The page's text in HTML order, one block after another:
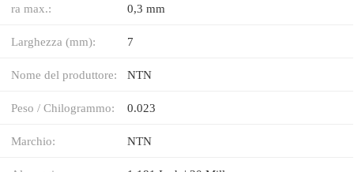
ra max.: 0,3 mm
Larghezza (mm): 7
Nome del produttore: NTN
Peso / Chilogrammo: 0.023
Marchio: NTN